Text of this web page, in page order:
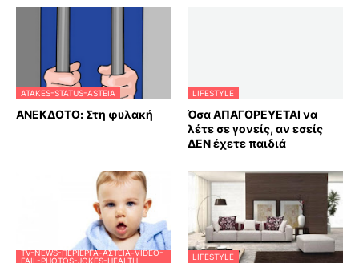
ATAKES-STATUS-ASTEIA
ΑΝΕΚΔΟΤΟ: Στη φυλακή
LIFESTYLE
Όσα ΑΠΑΓΟΡΕΥΕΤΑΙ να
λέτε σε γονείς, αν εσείς
ΔΕΝ έχετε παιδιά
TV-NEWS-ΠΕΡΊΕΡΓΑ-ΑΣΤΕΊΑ-VIDEO-
FAIL-PHOTOS-JOKES-HEALTH
LIFESTYLE